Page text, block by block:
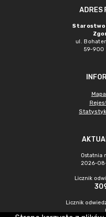
ADRES
Starostwo
ul.
59-900
Ostatnia
2026-08-
Licznik
Licznik